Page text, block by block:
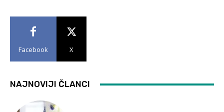
Facebook X
NAJNOVIJI ČLANCI